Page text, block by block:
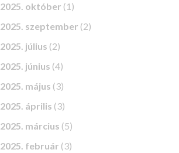
2025. október (1)
2025. szeptember (2)
2025. július (2)
2025. június (4)
2025. május (3)
2025. április (3)
2025. március (5)
2025. február (3)